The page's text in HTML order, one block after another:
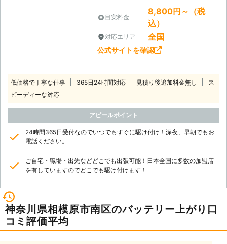
くなったとき ・ヘッドライトをつけ
てもあまり明るくない場合 ・アイド
リングストップする頻度が減っている
とき 弊社はバッテリー上がりだけで
なく、バッテリーの交換にもしっかり
談ください。 弊社「サンダーバード
ございましたら、お気軽にご連絡くだ
さい。 自動車整備のスペシャリスト
が対応させていただきます。
目安料金
8,800円～（税
込）
対応エリア 全国
公式サイトを確認
低価格で丁寧な仕事 365日24時間対応 見積り後追加料金無し
ス
ピーディーな対応
アピールポイント
24時間365日受付なのでいつでもすぐに駆け付け！深夜、早朝でもお
電話ください。
ご自宅・職場・出先などどこでも出張可能！日本全国に多数の加盟店
を有していますのでどこでも駆け付けます！
神奈川県相模原市南区のバッテリー上がり口
コミ評価平均